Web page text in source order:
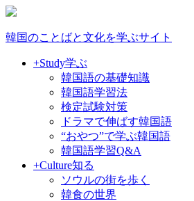
韓国のことばと文化を学ぶサイト
+Study学ぶ
韓国語の基礎知識
韓国語学習法
検定試験対策
ドラマで伸ばす韓国語
“おやつ”で学ぶ韓国語
韓国語学習Q&A
+Culture知る
ソウルの街を歩く
韓食の世界